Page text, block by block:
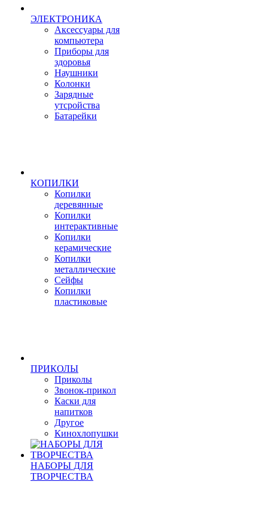
ЭЛЕКТРОНИКА
Аксессуары для
компьютера
Приборы для
здоровья
Наушники
Колонки
Зарядные
утсройства
Батарейки
КОПИЛКИ
Копилки
деревянные
Копилки
интерактивные
Копилки
керамические
Копилки
металлические
Сейфы
Копилки
пластиковые
ПРИКОЛЫ
Приколы
Звонок-прикол
Каски для
напитков
Другое
Кинохлопушки
НАБОРЫ ДЛЯ
ТВОРЧЕСТВА